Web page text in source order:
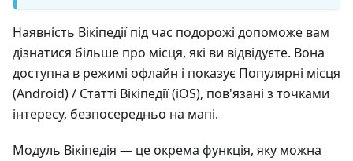
Наявність Вікіпедії під час подорожі допоможе вам
дізнатися більше про місця, які ви відвідуєте. Вона
доступна в режимі офлайн і показує Популярні місця
(Android) / Статті Вікіпедії (iOS), пов'язані з точками
інтересу, безпосередньо на мапі.
Модуль Вікіпедія — це окрема функція, яку можна